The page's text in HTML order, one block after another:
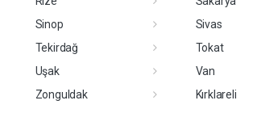
Sinop
Sivas
Tekirdağ
Tokat
Uşak
Van
Zonguldak
Kırklareli